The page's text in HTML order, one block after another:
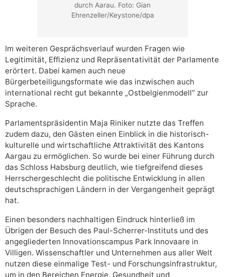
durch Aarau. Foto: Gian
Ehrenzeller/Keystone/dpa
Im weiteren Gesprächsverlauf wurden Fragen wie
Legitimität, Effizienz und Repräsentativität der Parlamente
erörtert. Dabei kamen auch neue
Bürgerbeteiligungsformate wie das inzwischen auch
international recht gut bekannte „Ostbelgienmodell“ zur
Sprache.
Parlamentspräsidentin Maja Riniker nutzte das Treffen
zudem dazu, den Gästen einen Einblick in die historisch-
kulturelle und wirtschaftliche Attraktivität des Kantons
Aargau zu ermöglichen. So wurde bei einer Führung durch
das Schloss Habsburg deutlich, wie tiefgreifend dieses
Herrschergeschlecht die politische Entwicklung in allen
deutschsprachigen Ländern in der Vergangenheit geprägt
hat.
Einen besonders nachhaltigen Eindruck hinterließ im
Übrigen der Besuch des Paul-Scherrer-Instituts und des
angegliederten Innovationscampus Park Innovaare in
Villigen. Wissenschaftler und Unternehmen aus aller Welt
nutzen diese einmalige Test- und Forschungsinfrastruktur,
um in den Bereichen Energie, Gesundheit und